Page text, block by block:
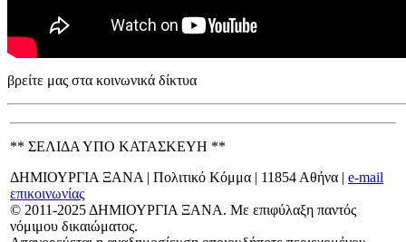
βρείτε μας στα κοινωνικά δίκτυα
** ΣΕΛΙΔΑ ΥΠΟ ΚΑΤΑΣΚΕΥΗ **
ΔΗΜΙΟΥΡΓΙΑ ΞΑΝΑ | Πολιτικό Κόμμα | 11854 Αθήνα | e-mail
επικοινωνίας
© 2011-2025 ΔΗΜΙΟΥΡΓΙΑ ΞΑΝΑ. Με επιφύλαξη παντός
νόμιμου δικαιώματος.